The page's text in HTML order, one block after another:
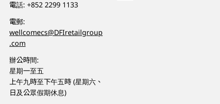
電話:+852 2299 1133
電郵:
wellcomecs@DFIretailgroup
.com
辦公時間:
星期一至五
上午九時至下午五時 (星期六、
日及公眾假期休息)